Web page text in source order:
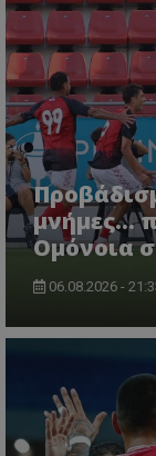
μνήμες...
Ομόνοια
06.08.2026 -